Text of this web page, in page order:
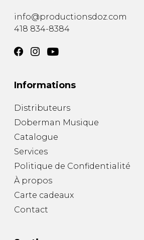
info@productionsdoz.com
418 834-8384
Informations
Distributeurs
Doberman Musique
Catalogue
Services
Politique de Confidentialité
À propos
Carte cadeaux
Contact